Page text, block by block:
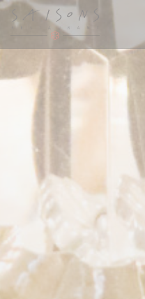
Personnalisation de vos